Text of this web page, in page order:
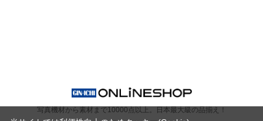
写真機材から素材まで10000点以上。 日本最大級の品揃え！